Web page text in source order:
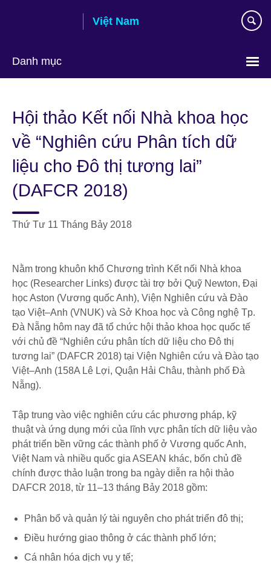
Việt Nam
Danh mục
language
Hội thảo Kết nối Nhà khoa học
về “Nghiên cứu Phân tích dữ
liệu cho Đô thị tương lai”
(DAFCR 2018)
Thứ Tư 11 Tháng Bảy 2018
Nằm trong khuôn khổ Chương trình Kết nối Nhà khoa
học (Researcher Links) được tài trợ bởi Quỹ Newton, Đại
học Aston (Vương quốc Anh), Viện Nghiên cứu và Đào
tạo Việt–Anh (VNUK) và Sở Khoa học và Công nghệ Tp.
Đà Nẵng hôm nay đã tổ chức hội thảo khoa học quốc tế
với chủ đề “Nghiên cứu phân tích dữ liệu cho Đô thị
tương lai” (DAFCR 2018) tại Viện Nghiên cứu và Đào tạo
Việt–Anh (158A Lê Lợi, Quận Hải Châu, thành phố Đà
Nẵng).
Tập trung vào việc nghiên cứu các phương pháp, kỹ
thuật và ứng dụng mới của lĩnh vực phân tích dữ liệu vào
phát triển bền vững các thành phố ở Vương quốc Anh,
Việt Nam và nhiều quốc gia ASEAN khác, bốn chủ đề
chính được thảo luận trong ba ngày diễn ra hội thảo
DAFCR 2018, từ 11–13 tháng Bảy 2018 gồm:
Phân bổ và quản lý tài nguyên cho phát triển đô thị;
Điều hướng giao thông ở các thành phố lớn;
Cá nhân hóa dịch vụ y tế;